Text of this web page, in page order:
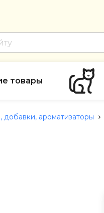
товары
добавки, ароматизаторы